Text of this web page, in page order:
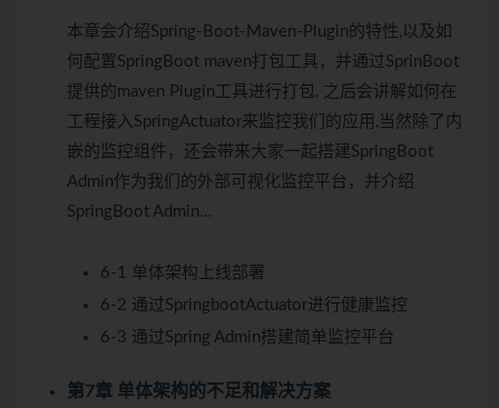
本章会介绍Spring-Boot-Maven-Plugin的特性,以及如
何配置SpringBoot maven打包工具，并通过SprinBoot
提供的maven Plugin工具进行打包, 之后会讲解如何在
工程接入SpringActuator来监控我们的应用,当然除了内
嵌的监控组件，还会带来大家一起搭建SpringBoot
Admin作为我们的外部可视化监控平台，并介绍
SpringBoot Admin…
6-1 单体架构上线部署
6-2 通过SpringbootActuator进行健康监控
6-3 通过Spring Admin搭建简单监控平台
第7章 单体架构的不足和解决方案